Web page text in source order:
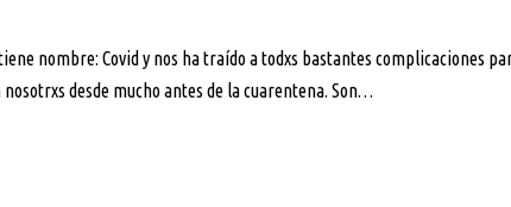
nombre: Covid y nos ha traído a todxs bastantes complicaciones
desde mucho antes de la cuarentena. Son…